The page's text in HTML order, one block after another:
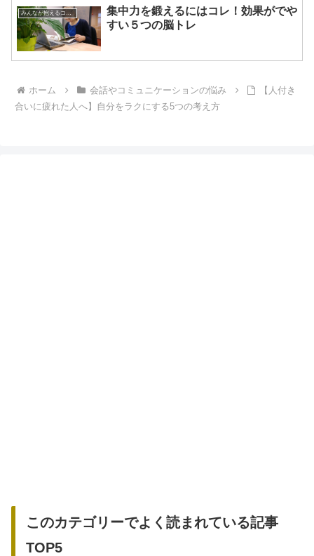
集中力を鍛えるにはコレ！効果がでや
すい５つの脳トレ
ホーム 会話やコミュニケーションの悩み
【人付き
合いに疲れた人へ】自分をラクにする5つの考え方
このカテゴリーでよく読まれている記事
TOP5